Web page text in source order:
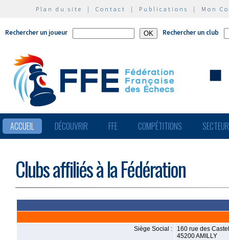
Plan du site | Contact | Publications | Mon
Rechercher un joueur Rechercher un club
ACCUEIL DÉCOUVRIR FFE COMPÉTITIONS
Clubs affiliés à la Fédération
Siège Social :
160 rue des
45200 AMILLY